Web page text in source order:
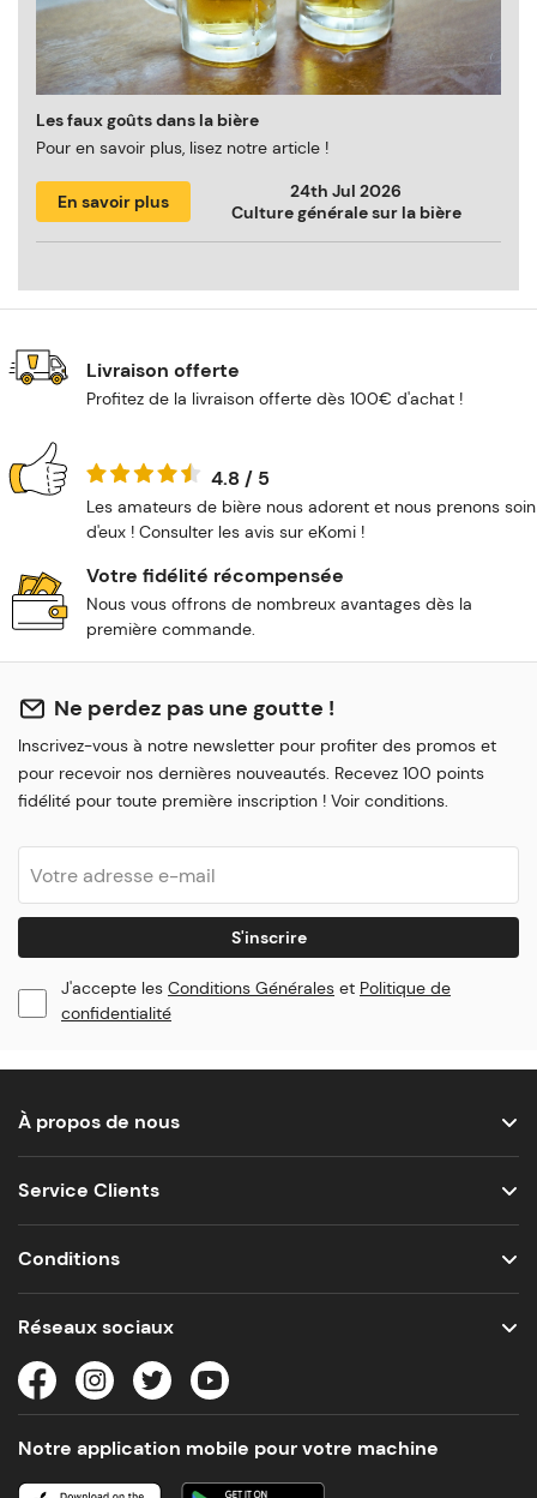
Les faux goûts dans la bière
Pour en savoir plus, lisez notre article !
En savoir plus
24th Jul 2026
Culture générale sur la bière
Livraison offerte
Profitez de la livraison offerte dès 100€ d'achat !
4.8 / 5
Les amateurs de bière nous adorent et nous prenons soin
d'eux ! Consulter les avis sur eKomi !
Votre fidélité récompensée
Nous vous offrons de nombreux avantages dès la
première commande.
Ne perdez pas une goutte !
Inscrivez-vous à notre newsletter pour profiter des promos et
pour recevoir nos dernières nouveautés. Recevez 100 points
fidélité pour toute première inscription ! Voir conditions.
S'inscrire
J'accepte les Conditions Générales et Politique de
confidentialité
À propos de nous
Service Clients
Conditions
Réseaux sociaux
Notre application mobile pour votre machine